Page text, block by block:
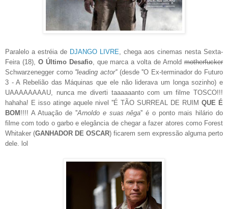
Paralelo a estréia de DJANGO LIVRE , chega aos cinemas nesta Sexta-
Feira (18), O Último Desafio, que marca a volta de Arnoldmotherfucker
Schwarzenegger como''leading actor'' (desde ''O Ex-terminador do Futuro
3 - A Rebelião das Máquinas que ele não liderava um longa sozinho) e
UAAAAAAAAU, nunca me diverti taaaaaanto com um filme TOSCO!!!
hahaha! E isso atinge aquele nivel ''É TÃO SURREAL DE RUIM QUE É
BOM!!!! A Atuação de ''Arnoldo e suas nêga'' é o ponto mais hilário do
filme com todo o garbo e elegância de chegar a fazer atores como Forest
Whitaker (GANHADOR DE OSCAR) ficarem sem expressão alguma perto
dele. lol